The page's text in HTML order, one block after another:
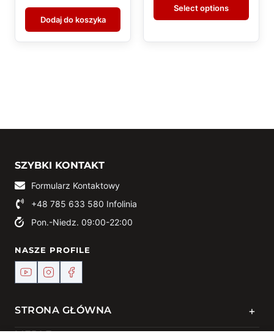
Dodaj do koszyka
Select options
SZYBKI KONTAKT
Formularz Kontaktowy
+48 785 633 580 Infolinia
Pon.-Niedz. 09:00-22:00
NASZE PROFILE
STRONA GŁÓWNA +